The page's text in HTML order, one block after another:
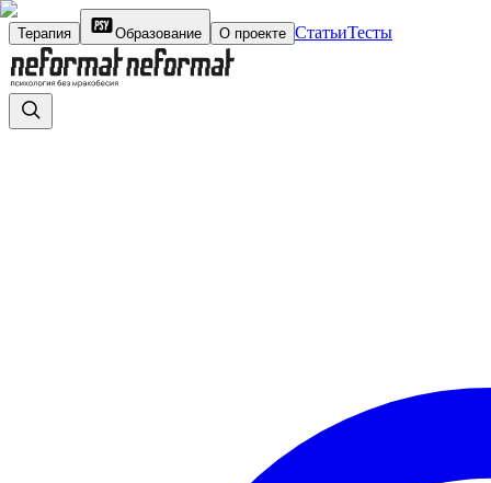
Терапия Образование О проекте СтатьиТесты